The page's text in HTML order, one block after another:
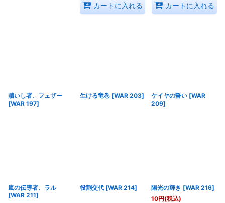
カートに入れる カートに入れる
贖いし者、フェザー
[WAR 197]
生ける竜巻 [WAR 203] ケイヤの誓い [WAR
209]
嵐の伝導者、ラル
[WAR 211]
役割交代 [WAR 214] 陽光の輝き [WAR 216]
10円(税込)